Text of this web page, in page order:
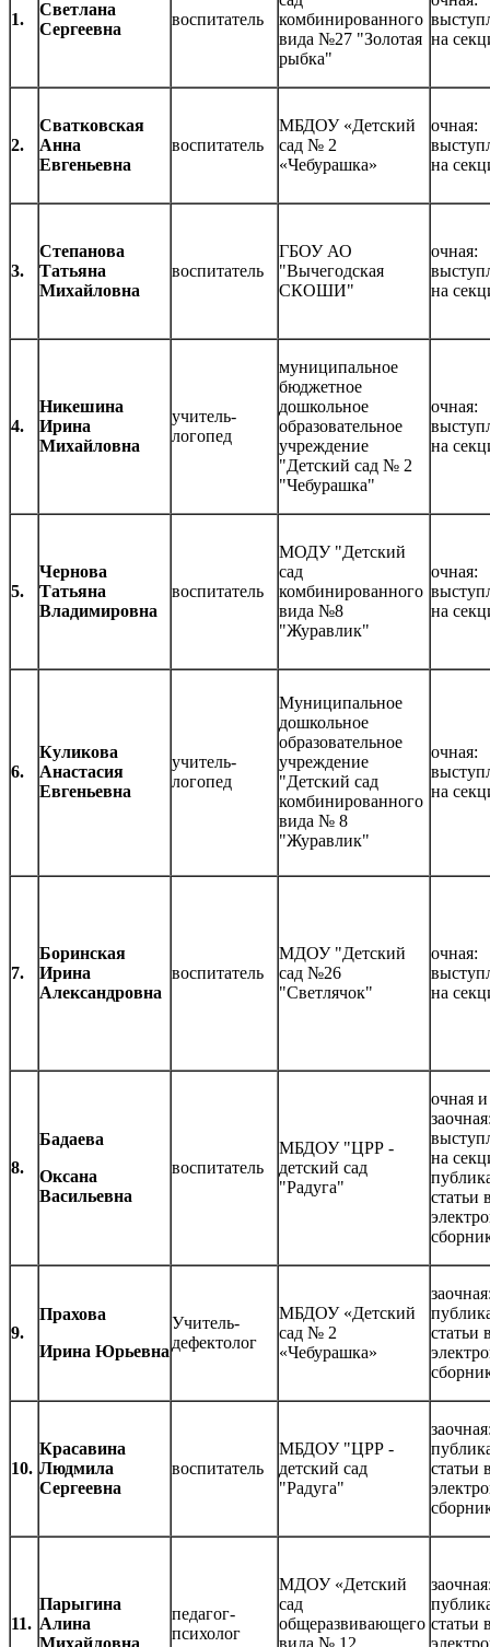
1.
Светлана
Сергеевна
воспитатель
комбинированного
вида №27 "Золотая
рыбка"
на
2.
Сватковская
Анна
Евгеньевна
воспитатель
МБДОУ «Детский
сад № 2
«Чебурашка»
очная:
на
3.
Степанова
Татьяна
Михайловна
воспитатель
ГБОУ АО
"Вычегодская
СКОШИ"
очная:
на
4.
Никешина
Ирина
Михайловна
учитель-
логопед
муниципальное
бюджетное
дошкольное
образовательное
учреждение
"Детский сад № 2
"Чебурашка"
очная:
на
5.
Чернова
Татьяна
Владимировна
воспитатель
МОДУ "Детский
сад
комбинированного
вида №8
"Журавлик"
очная:
на
6.
Куликова
Анастасия
Евгеньевна
учитель-
логопед
Муниципальное
дошкольное
образовательное
учреждение
"Детский сад
комбинированного
вида № 8
"Журавлик"
очная:
на
7.
Боринская
Ирина
Александровна
воспитатель
МДОУ "Детский
сад №26
"Светлячок"
очная:
на
8.
Бадаева
Оксана
Васильевна
воспитатель
МБДОУ "ЦРР -
детский сад
"Радуга"
очная и
на
статьи
9.
Прахова
Ирина Юрьевна
Учитель-
дефектолог
МБДОУ «Детский
сад № 2
«Чебурашка»
статьи
10.
Красавина
Людмила
Сергеевна
воспитатель
МБДОУ "ЦРР -
детский сад
"Радуга"
статьи
11.
Парыгина
Алина
Михайловна
педагог-
психолог
МДОУ «Детский
сад
общеразвивающего
вида № 12
статьи